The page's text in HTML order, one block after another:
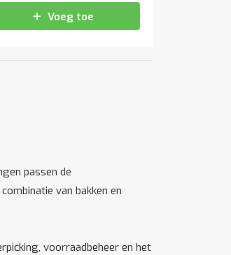
Voeg toe
passen de
van bakken en
voorraadbeheer en het